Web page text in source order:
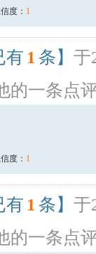
度： 1
有 1 条】 于
的一条点
度： 1
有 1 条】 于
的一条点